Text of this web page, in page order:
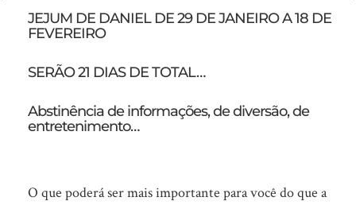
Agora
é
a
vez!!!
JEJUM DE DANIEL DE 29 DE JANEIRO A 18 DE
FEVEREIRO
SERÃO 21 DIAS DE TOTAL…
Abstinência de informações, de diversão, de
entretenimento…
O que poderá ser mais importante para você do que a